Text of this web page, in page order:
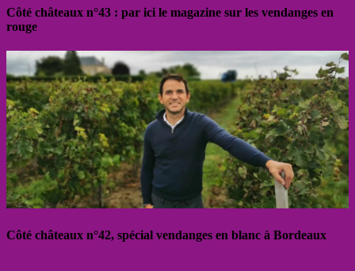
Côté châteaux n°43 : par ici le magazine sur les vendanges en
rouge
Côté châteaux n°42, spécial vendanges en blanc à Bordeaux